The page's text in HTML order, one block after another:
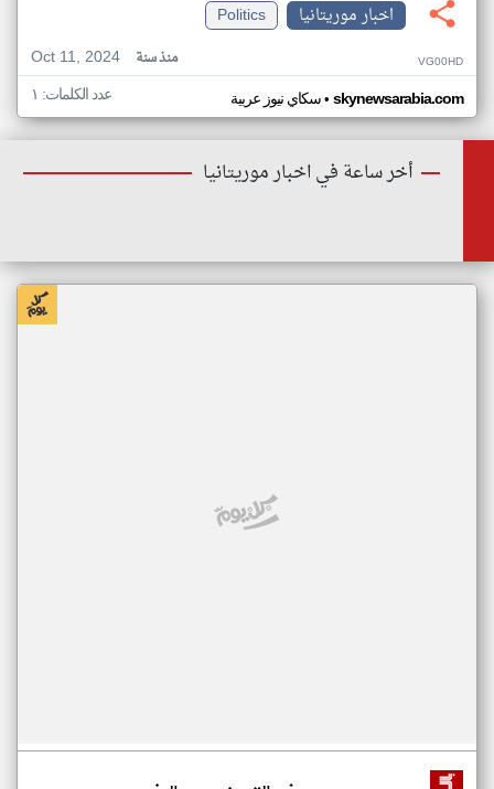
اخبار موريتانيا
Politics
Oct 11, 2024
منذ سنة VG00HD
سكاي نيوز عربية• skynewsarabia.com عدد الكلمات: ١
أخر ساعة في اخبار موريتانيا